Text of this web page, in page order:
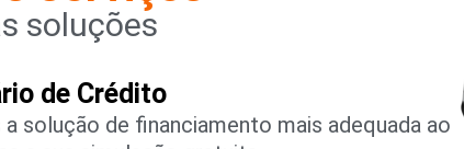
soluções
de Crédito
solução de financiamento mais adequada ao